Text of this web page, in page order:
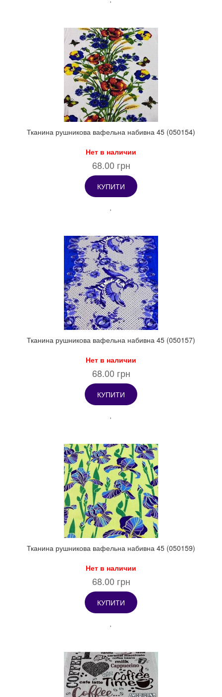
Тканина рушникова вафельна набивна 45 (050154)
Нет в наличии
68.00 грн
КУПИТИ
Тканина рушникова вафельна набивна 45 (050157)
Нет в наличии
68.00 грн
КУПИТИ
Тканина рушникова вафельна набивна 45 (050159)
Нет в наличии
68.00 грн
КУПИТИ